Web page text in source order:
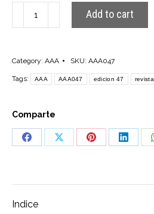
quantity
Add to cart
Category: AAA SKU: AAA047
Tags: AAA AAA047 edicion 47 revista
Comparte
Share
Share
Share
Share
Indice